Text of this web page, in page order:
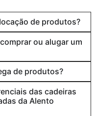
de produtos?
ou alugar um
de produtos?
das cadeiras
da Alento